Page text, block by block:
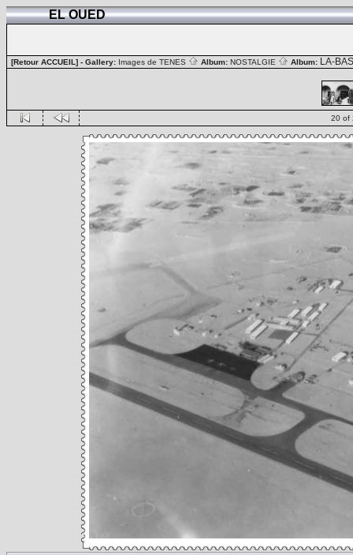
EL OUED
[Retour ACCUEIL] - Gallery: Images de TENES Album: NOSTALGIE Album: LA-BAS
20 of